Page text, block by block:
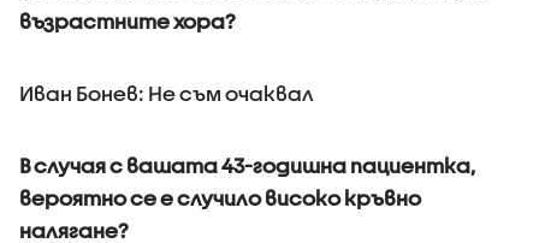
възрастните хора?
Иван Бонев: Не съм очаквал
В случая с вашата 43-годишна пациентка,
вероятно се е случило високо кръвно
налягане?